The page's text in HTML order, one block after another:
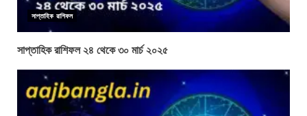
সাপ্তাহিক রাশিফল
সাপ্তাহিক রাশিফল ২৪ থেকে ৩০ মার্চ ২০২৫